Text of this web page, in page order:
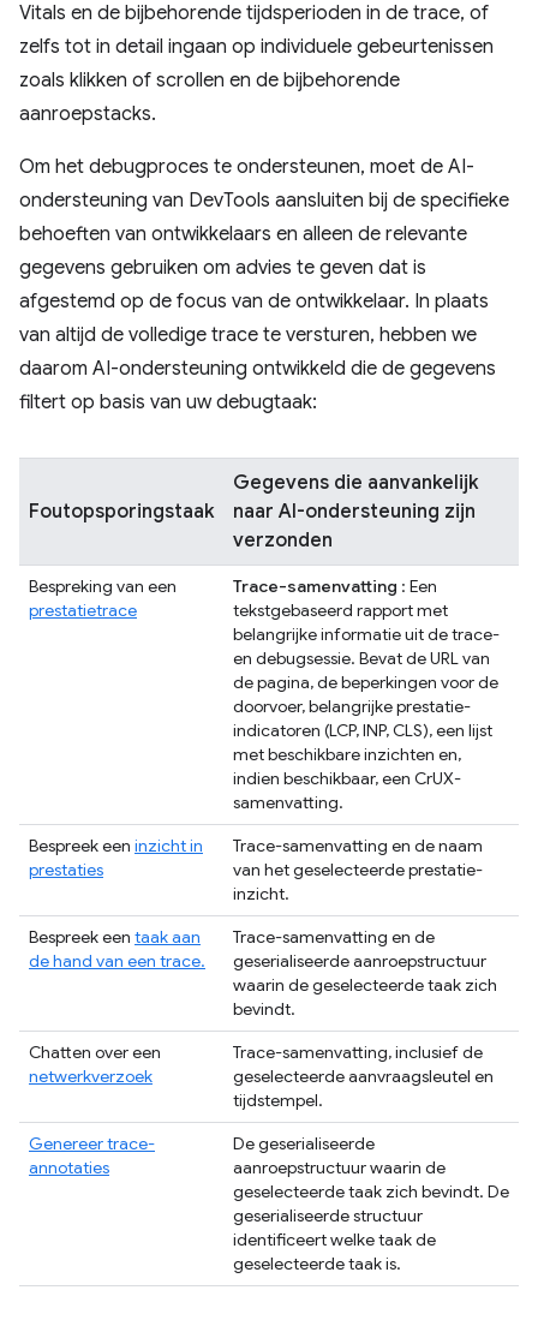
Vitals en de bijbehorende tijdsperioden in de trace, of
zelfs tot in detail ingaan op individuele gebeurtenissen
zoals klikken of scrollen en de bijbehorende
aanroepstacks.
Om het debugproces te ondersteunen, moet de AI-
ondersteuning van DevTools aansluiten bij de specifieke
behoeften van ontwikkelaars en alleen de relevante
gegevens gebruiken om advies te geven dat is
afgestemd op de focus van de ontwikkelaar. In plaats
van altijd de volledige trace te versturen, hebben we
daarom AI-ondersteuning ontwikkeld die de gegevens
filtert op basis van uw debugtaak:
Foutopsporingstaak
Gegevens die aanvankelijk
naar AI-ondersteuning zijn
verzonden
Bespreking van een
prestatietrace
Trace-samenvatting : Een
tekstgebaseerd rapport met
belangrijke informatie uit de trace-
en debugsessie. Bevat de URL van
de pagina, de beperkingen voor de
doorvoer, belangrijke prestatie-
indicatoren (LCP, INP, CLS), een lijst
met beschikbare inzichten en,
indien beschikbaar, een CrUX-
samenvatting.
Bespreek een inzicht in
prestaties
Trace-samenvatting en de naam
van het geselecteerde prestatie-
inzicht.
Bespreek een taak aan
de hand van een trace.
Trace-samenvatting en de
geserialiseerde aanroepstructuur
waarin de geselecteerde taak zich
bevindt.
Chatten over een
netwerkverzoek
Trace-samenvatting, inclusief de
geselecteerde aanvraagsleutel en
tijdstempel.
Genereer trace-
annotaties
De geserialiseerde
aanroepstructuur waarin de
geselecteerde taak zich bevindt. De
geserialiseerde structuur
identificeert welke taak de
geselecteerde taak is.